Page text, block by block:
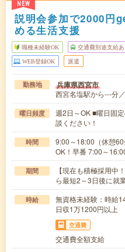
NEW
説明会参加で2000円
める生活支援
職種未経験OK 交通費別途支給あ
WEB登録OK 派遣
勤務地 兵庫県西宮市
西宮名塩駅から---分
曜日頻度
週2日～OK ■曜日固
談ください！
時間
9:00～18:00（休憩
OK！早番 7:00～
期間
【現在も積極採用中
ら最短2～3日後に就
時給
無資格未経験：時
日収1万1200円以上
交通費
交通費全額支給